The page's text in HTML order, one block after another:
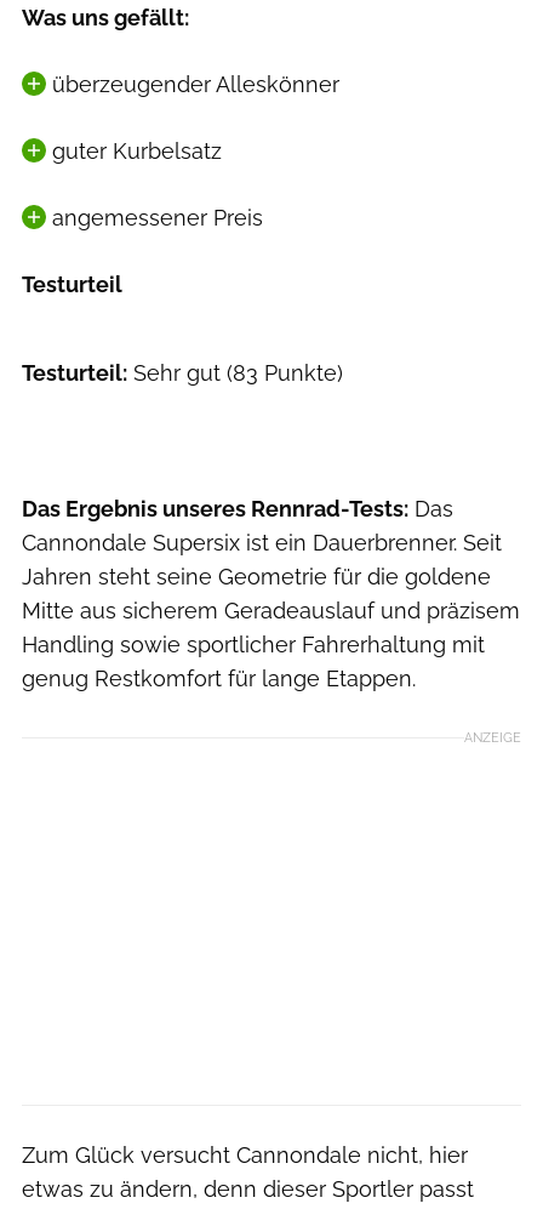
Was uns gefällt:
überzeugender Alleskönner
guter Kurbelsatz
angemessener Preis
Testurteil
Testurteil: Sehr gut (83 Punkte)
Das Ergebnis unseres Rennrad-Tests: Das
Cannondale Supersix ist ein Dauerbrenner. Seit
Jahren steht seine Geometrie für die goldene
Mitte aus sicherem Geradeauslauf und präzisem
Handling sowie sportlicher Fahrerhaltung mit
genug Restkomfort für lange Etappen.
ANZEIGE
Zum Glück versucht Cannondale nicht, hier
etwas zu ändern, denn dieser Sportler passt